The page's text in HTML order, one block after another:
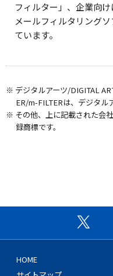
フィルター」、企業向
メールフィルタリング
ています。
※ デジタルアーツ/DIGITAL
ER/m-FILTERは、デジタル
※ その他、上に記載された会
録商標です。
公
HOME